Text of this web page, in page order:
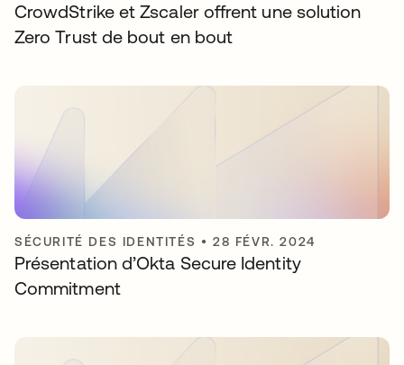
CrowdStrike et Zscaler offrent une solution
Zero Trust de bout en bout
SÉCURITÉ DES IDENTITÉS •28 FÉVR. 2024
Présentation d’Okta Secure Identity
Commitment